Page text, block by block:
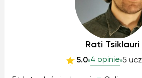
Rati Tsiklauri
5.0 4 opinie 5